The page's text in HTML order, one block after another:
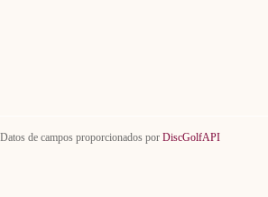
Datos de campos proporcionados por DiscGolfAPI